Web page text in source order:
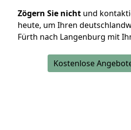
Zögern Sie nicht und
heute, um Ihren
Fürth nach Langenburg mit
Kostenlose